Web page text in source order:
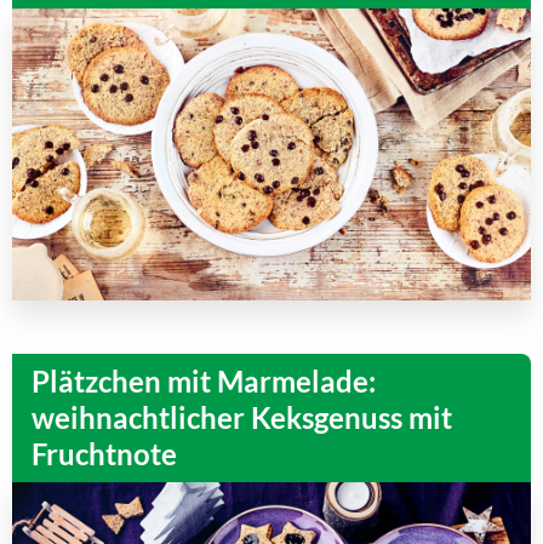
Plätzchen mit Marmelade:
weihnachtlicher Keksgenuss mit
Fruchtnote